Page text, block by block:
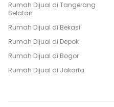
Rumah Dijual di Tangerang
Selatan
Rumah Dijual di Bekasi
Rumah Dijual di Depok
Rumah Dijual di Bogor
Rumah Dijual di Jakarta